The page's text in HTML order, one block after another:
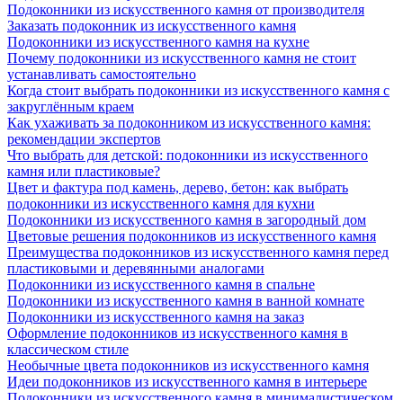
Подоконники из искусственного камня от производителя
Заказать подоконник из искусственного камня
Подоконники из искусственного камня на кухне
Почему подоконники из искусственного камня не стоит
устанавливать самостоятельно
Когда стоит выбрать подоконники из искусственного камня с
закруглённым краем
Как ухаживать за подоконником из искусственного камня:
рекомендации экспертов
Что выбрать для детской: подоконники из искусственного
камня или пластиковые?
Цвет и фактура под камень, дерево, бетон: как выбрать
подоконники из искусственного камня для кухни
Подоконники из искусственного камня в загородный дом
Цветовые решения подоконников из искусственного камня
Преимущества подоконников из искусственного камня перед
пластиковыми и деревянными аналогами
Подоконники из искусственного камня в спальне
Подоконники из искусственного камня в ванной комнате
Подоконники из искусственного камня на заказ
Оформление подоконников из искусственного камня в
классическом стиле
Необычные цвета подоконников из искусственного камня
Идеи подоконников из искусственного камня в интерьере